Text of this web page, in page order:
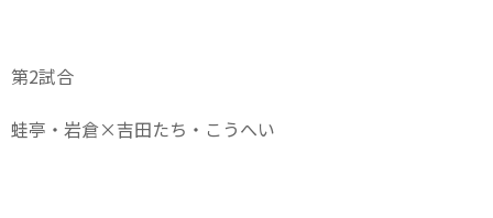
第2試合
蛙亭・岩倉×吉田たち・こうへい